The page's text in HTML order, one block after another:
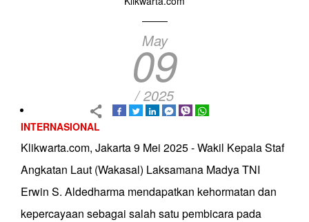
May
09
/ 2025
INTERNASIONAL
Klikwarta.com, Jakarta 9 Mei 2025 - Wakil Kepala Staf
Angkatan Laut (Wakasal) Laksamana Madya TNI
Erwin S. Aldedharma mendapatkan kehormatan dan
kepercayaan sebagai salah satu pembicara pada